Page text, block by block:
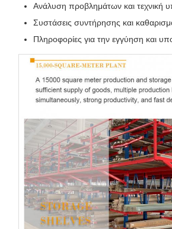
Ανάλυση προβλημάτων και τεχνική
Συστάσεις συντήρησης και
Πληροφορίες για την εγγύηση και